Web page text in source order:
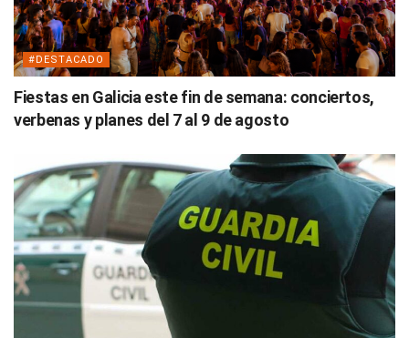
#DESTACADO
Fiestas en Galicia este fin de semana: conciertos,
verbenas y planes del 7 al 9 de agosto